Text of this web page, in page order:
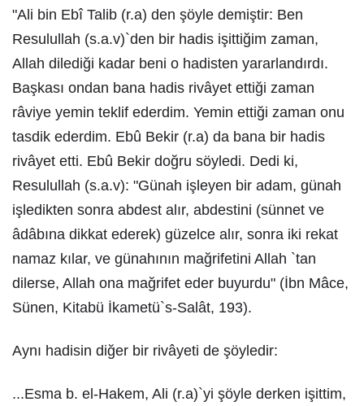
"Ali bin Ebî Talib (r.a) den şöyle demiştir: Ben
Resulullah (s.a.v)`den bir hadis işittiğim zaman,
Allah dilediği kadar beni o hadisten yararlandırdı.
Başkası ondan bana hadis rivâyet ettiği zaman
râviye yemin teklif ederdim. Yemin ettiği zaman onu
tasdik ederdim. Ebû Bekir (r.a) da bana bir hadis
rivâyet etti. Ebû Bekir doğru söyledi. Dedi ki,
Resulullah (s.a.v): "Günah işleyen bir adam, günah
işledikten sonra abdest alır, abdestini (sünnet ve
âdâbına dikkat ederek) güzelce alır, sonra iki rekat
namaz kılar, ve günahının mağrifetini Allah `tan
dilerse, Allah ona mağrifet eder buyurdu" (İbn Mâce,
Sünen, Kitabü İkametü`s-Salât, 193).
Aynı hadisin diğer bir rivâyeti de şöyledir:
...Esma b. el-Hakem, Ali (r.a)`yi şöyle derken işittim,